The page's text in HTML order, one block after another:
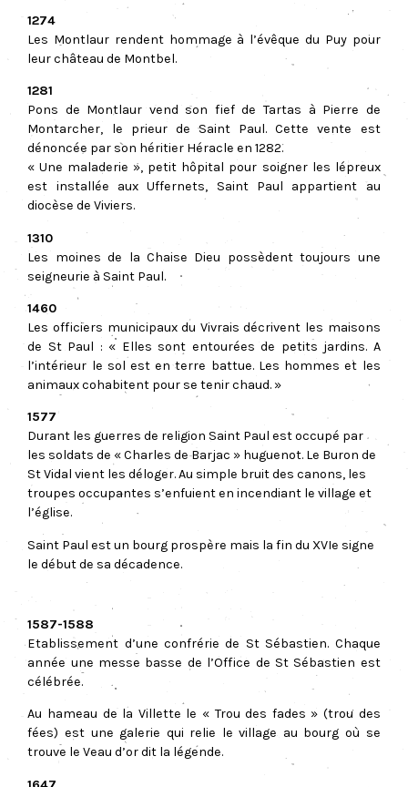
1274
Les Montlaur rendent hommage à l’évêque du Puy pour
leur château de Montbel.
1281
Pons de Montlaur vend son fief de Tartas à Pierre de
Montarcher, le prieur de Saint Paul. Cette vente est
dénoncée par son héritier Héracle en 1282.
« Une maladerie », petit hôpital pour soigner les lépreux
est installée aux Uffernets, Saint Paul appartient au
diocèse de Viviers.
1310
Les moines de la Chaise Dieu possèdent toujours une
seigneurie à Saint Paul.
1460
Les officiers municipaux du Vivrais décrivent les maisons
de St Paul : « Elles sont entourées de petits jardins. A
l’intérieur le sol est en terre battue. Les hommes et les
animaux cohabitent pour se tenir chaud. »
1577
Durant les guerres de religion Saint Paul est occupé par
les soldats de « Charles de Barjac » huguenot. Le Buron de
St Vidal vient les déloger. Au simple bruit des canons, les
troupes occupantes s’enfuient en incendiant le village et
l’église.
Saint Paul est un bourg prospère mais la fin du XVIe signe
le début de sa décadence.
1587-1588
Etablissement d’une confrérie de St Sébastien. Chaque
année une messe basse de l’Office de St Sébastien est
célébrée.
Au hameau de la Villette le « Trou des fades » (trou des
fées) est une galerie qui relie le village au bourg où se
trouve le Veau d’or dit la légende.